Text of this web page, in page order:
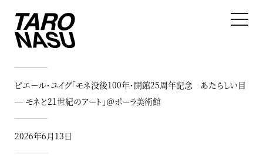
ピエール・ユイグ「モネ没後100年・開館25周年記念 あたらしい目
― モネと21世紀のアート」＠ポーラ美術館
2026年6月13日